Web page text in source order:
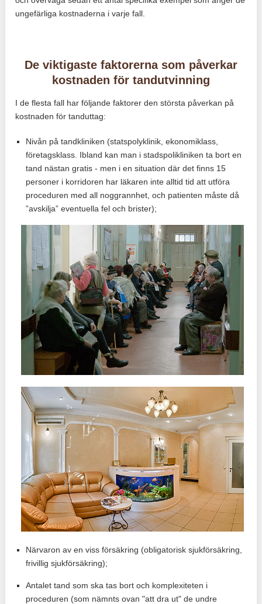
ungefärliga kostnaderna i varje fall.
De viktigaste faktorerna som påverkar
kostnaden för tandutvinning
I de flesta fall har följande faktorer den största påverkan på
kostnaden för tanduttag:
Nivån på tandkliniken (statspolyklinik, ekonomiklass,
företagsklass. Ibland kan man i stadspolikliniken ta bort en
tand nästan gratis - men i en situation där det finns 15
personer i korridoren har läkaren inte alltid tid att utföra
proceduren med all noggrannhet, och patienten måste då
”avskilja” eventuella fel och brister);
Närvaron av en viss försäkring (obligatorisk sjukförsäkring,
frivillig sjukförsäkring);
Antalet tand som ska tas bort och komplexiteten i
proceduren (som nämnts ovan "att dra ut" de undre